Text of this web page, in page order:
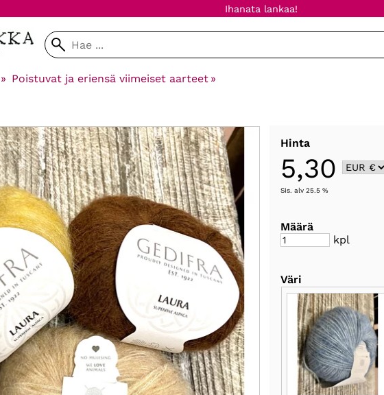
Ihanata lankaa!
‪» Poistuvat ja eriensä viimeiset aarteet ‪»
Hinta
5,30
Sis. alv 25.5 %
Määrä
kpl
Väri